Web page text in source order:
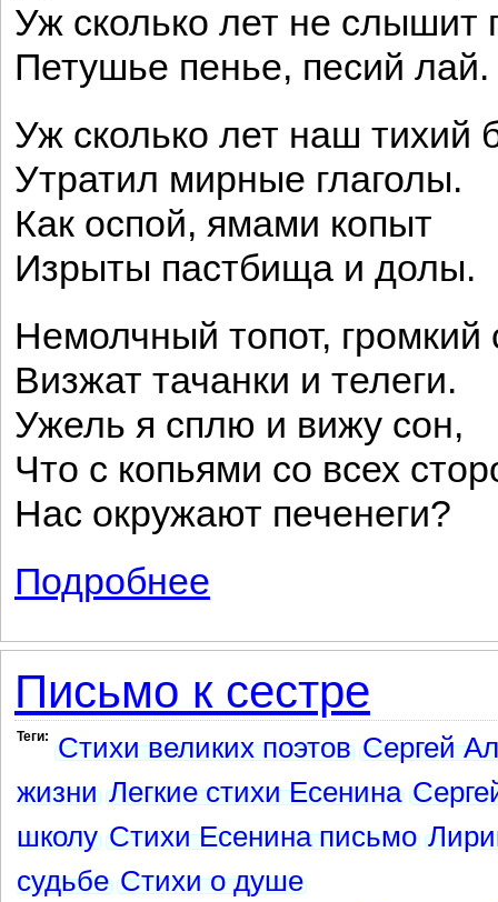
Уж сколько лет не слышит
Петушье пенье, песий лай.
Уж сколько лет наш тихий
Утратил мирные глаголы.
Как оспой, ямами копыт
Изрыты пастбища и долы.
Немолчный топот, громкий
Визжат тачанки и телеги.
Ужель я сплю и вижу сон,
Что с копьями со всех
Нас окружают печенеги?
Подробнее
Письмо к сестре
Теги: Стихи великих поэтов Сергей
жизни Легкие стихи Есенина
школу Стихи Есенина письмо
судьбе Стихи о душе